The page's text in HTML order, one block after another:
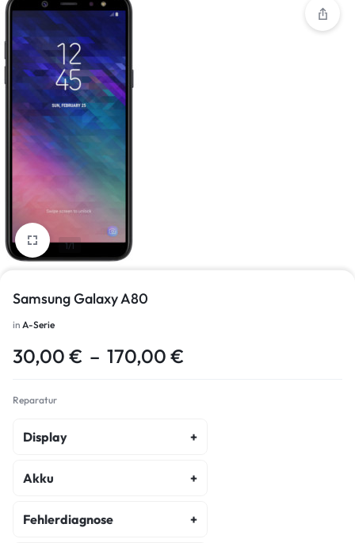
1/1
Samsung Galaxy A80
in A-Serie
30,00 € – 170,00 €
Reparatur
Display
Display Reparatur
Akku
Akku Austausch
Fehlerdiagnose